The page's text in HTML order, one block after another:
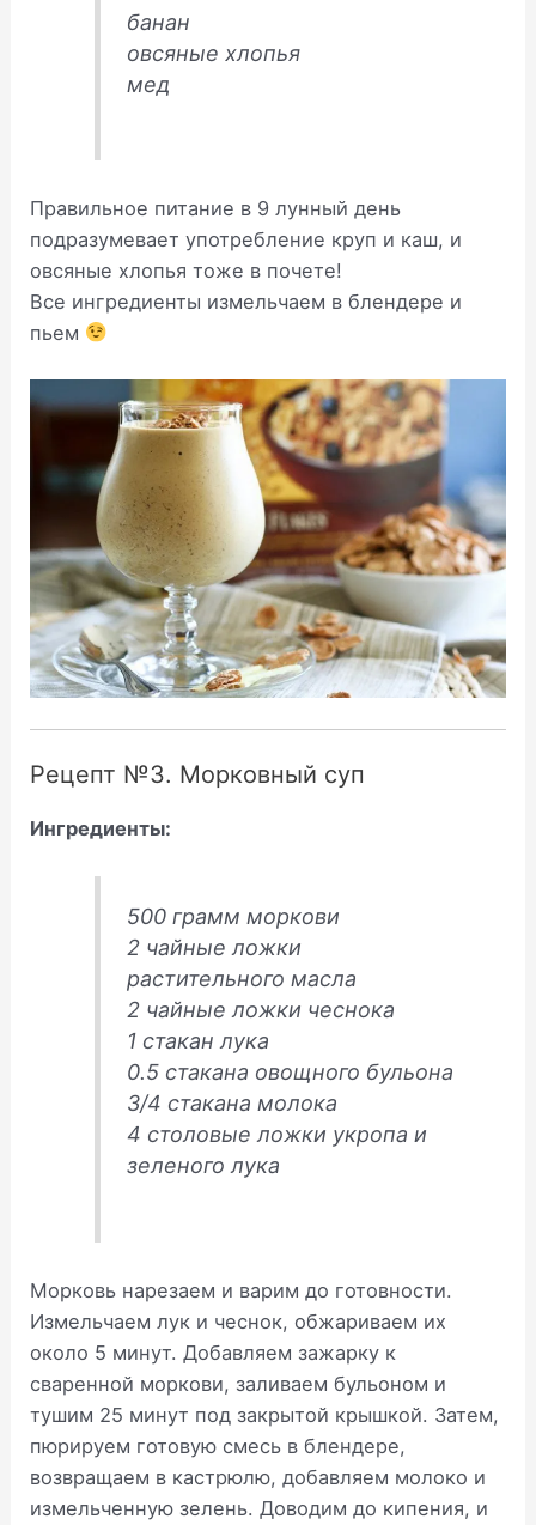
банан
овсяные хлопья
мед
Правильное питание в 9 лунный день
подразумевает употребление круп и каш, и
овсяные хлопья тоже в почете!
Все ингредиенты измельчаем в блендере и
пьем
Рецепт №3. Морковный суп
Ингредиенты:
500 грамм моркови
2 чайные ложки
растительного масла
2 чайные ложки чеснока
1 стакан лука
0.5 стакана овощного бульона
3/4 стакана молока
4 столовые ложки укропа и
зеленого лука
Морковь нарезаем и варим до готовности.
Измельчаем лук и чеснок, обжариваем их
около 5 минут. Добавляем зажарку к
сваренной моркови, заливаем бульоном и
тушим 25 минут под закрытой крышкой. Затем,
пюрируем готовую смесь в блендере,
возвращаем в кастрюлю, добавляем молоко и
измельченную зелень. Доводим до кипения, и